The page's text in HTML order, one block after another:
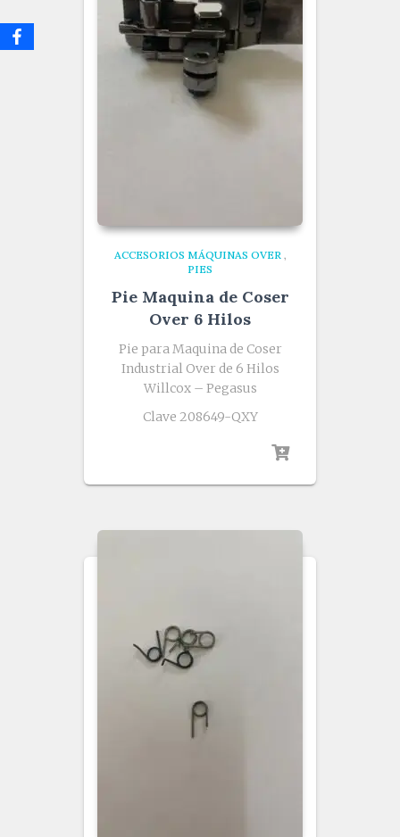
ACCESORIOS MÁQUINAS OVER
PIES
Pie Maquina de Coser
Over 6 Hilos
Pie para Maquina de Coser
Industrial Over de 6 Hilos
Willcox – Pegasus
Clave 208649-QXY